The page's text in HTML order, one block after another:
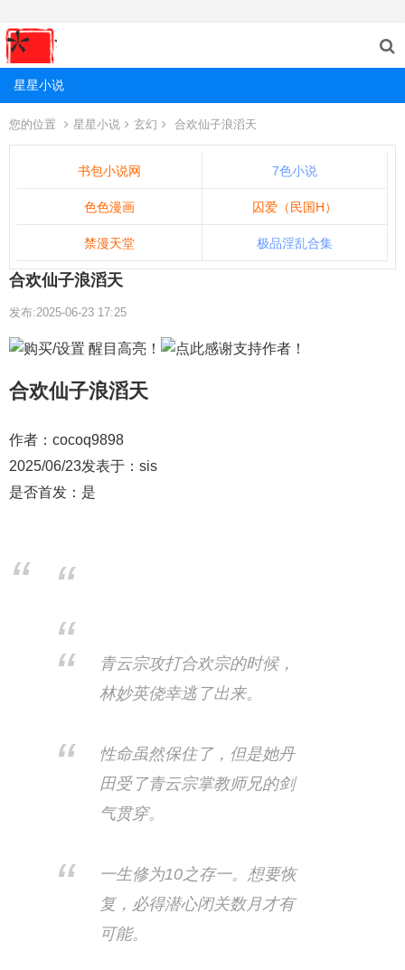
星星小说
您的位置 星星小说 玄幻 合欢仙子浪滔天
书包小说网 7色小说
色色漫画 囚爱（民国H）
禁漫天堂 极品淫乱合集
合欢仙子浪滔天
发布:2025-06-23 17:25
合欢仙子浪滔天
作者：cocoq9898
2025/06/23发表于：sis
是否首发：是
青云宗攻打合欢宗的时候，
林妙英侥幸逃了出来。
性命虽然保住了，但是她丹
田受了青云宗掌教师兄的剑
气贯穿。​
一生修为10之存一。想要恢
复，必得潜心闭关数月才有
可能。